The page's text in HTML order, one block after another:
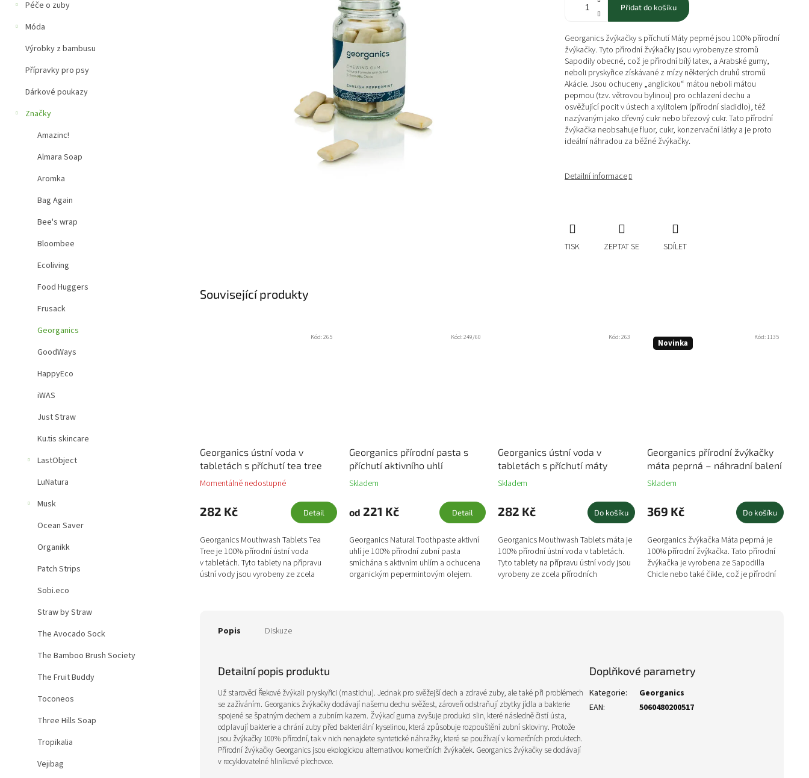
e
Péče o zuby
Móda
Výrobky z bambusu
Přípravky pro psy
Dárkové poukazy
Značky
Amazinc!
Almara Soap
Aromka
Bag Again
Bee's wrap
Bloombee
Ecoliving
Food Huggers
Frusack
Georganics
GoodWays
HappyEco
iWAS
Just Straw
Ku.tis skincare
LastObject
LuNatura
Musk
Ocean Saver
Organikk
Patch Strips
Sobi.eco
Straw by Straw
The Avocado Sock
The Bamboo Brush Society
The Fruit Buddy
Toconeos
Three Hills Soap
Tropikalia
Vejibag
Přidat do košíku
Georganics žvýkačky s příchutí Máty peprné jsou 100% přírodní
žvýkačky. Tyto přírodní žvýkačky jsou vyrobenyze stromů
Sapodily obecné, což je přírodní bílý latex, a Arabské gumy,
neboli pryskyřice získávané z mízy některých druhů stromů
Akácie. Jsou ochuceny „anglickou“ mátou neboli mátou
peprnou (tzv. větrovou bylinou) pro ochlazení dechu a
osvěžující pocit v ústech a xylitolem (přírodní sladidlo), též
nazývaným jako dřevný cukr nebo březový cukr. Tato přírodní
žvýkačka neobsahuje fluor, cukr, konzervační látky a je proto
ideální náhradou za běžné žvýkačky.
Detailní informace
TISK ZEPTAT SE SDÍLET
Související produkty
Georganics ústní voda v
tabletách s příchutí tea tree
Momentálně nedostupné
282 Kč Detail
Georganics Mouthwash Tablets Tea
Tree je 100% přírodní ústní voda
v tabletách. Tyto tablety na přípravu
ústní vody jsou vyrobeny ze zcela
Kód:265
Georganics přírodní pasta s
příchutí aktivního uhlí
Skladem
od 221 Kč Detail
Georganics Natural Toothpaste aktivní
uhlí je 100% přírodní zubní pasta
smíchána s aktivním uhlím a ochucena
organickým pepermintovým olejem.
Kód:249/60
Georganics ústní voda v
tabletách s příchutí máty
Skladem
282 Kč Do košíku
Georganics Mouthwash Tablets máta je
100% přírodní ústní voda v tabletách.
Tyto tablety na přípravu ústní vody jsou
vyrobeny ze zcela přírodních
Kód:263
Novinka
Georganics přírodní žvýkačky
máta peprná – náhradní balení
Skladem
369 Kč Do košíku
Georganics žvýkačka Máta peprná je
100% přírodní žvýkačka. Tato přírodní
žvýkačka je vyrobena ze Sapodilla
Chicle nebo také čikle, což je přírodní
Kód: 1135
Popis Diskuze
Detailní popis produktu
Už starověcí Řekové žvýkali pryskyřici (mastichu). Jednak pro svěžejší dech a zdravé zuby, ale také při problémech
se zažíváním. Georganics žvýkačky dodávají našemu dechu svěžest, zároveň odstraňují zbytky jídla a bakterie
spojené se špatným dechem a zubním kazem. Žvýkací guma zvyšuje produkci slin, které následně čistí ústa,
odplavují bakterie a chrání zuby před bakteriální kyselinou, která způsobuje rozpouštění zubní skloviny. Protože
jsou žvýkačky 100% přírodní, tak v nich nenajdete syntetické náhražky, které se používají v komerčních produktech.
Přírodní žvýkačky Georganics jsou ekologickou alternativou komerčních žvýkaček. Georganics žvýkačky se dodávají
v recyklovatelné hliníkové plechovce.
Doplňkové parametry
Kategorie:
Georganics
EAN: 5060480200517